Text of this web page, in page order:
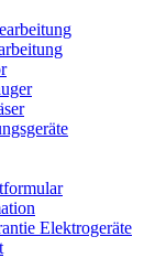
Elektrogeräte